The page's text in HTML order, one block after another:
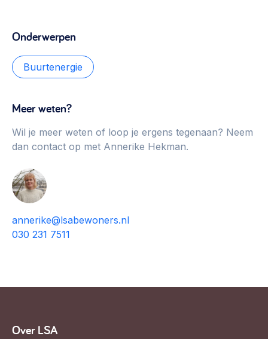
Onderwerpen
Buurtenergie
Meer weten?
Wil je meer weten of loop je ergens tegenaan? Neem
dan contact op met Annerike Hekman.
annerike@lsabewoners.nl
030 231 7511
Over LSA